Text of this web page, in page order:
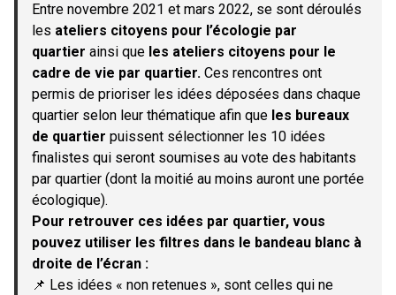
Entre novembre 2021 et mars 2022, se sont déroulés
les ateliers citoyens pour l’écologie par
quartier ainsi que les ateliers citoyens pour le
cadre de vie par quartier. Ces rencontres ont
permis de prioriser les idées déposées dans chaque
quartier selon leur thématique afin que les bureaux
de quartier puissent sélectionner les 10 idées
finalistes qui seront soumises au vote des habitants
par quartier (dont la moitié au moins auront une portée
écologique).
Pour retrouver ces idées par quartier, vous
pouvez utiliser les filtres dans le bandeau blanc à
droite de l’écran :
📌 Les idées « non retenues », sont celles qui ne